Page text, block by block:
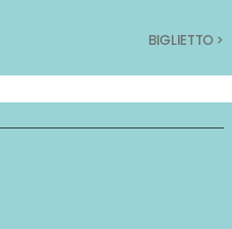
BIGLIETTO >
BIGLIETTO >